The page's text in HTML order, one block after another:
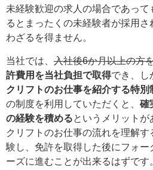
未経験歓迎の求人の場合であって
るとまったくの未経験者が採用
わざるを得ません。
当社では、 入社後6か月以上の方
許費用を当社負担で取得でき、し
クリフトのお仕事を紹介する特別
の制度を利用していただくと、 確
の経験を積めるというメリット
クリフトのお仕事の流れを理解
験し、免許を取得した後にフォー
ーズに進むことが出来るはずです